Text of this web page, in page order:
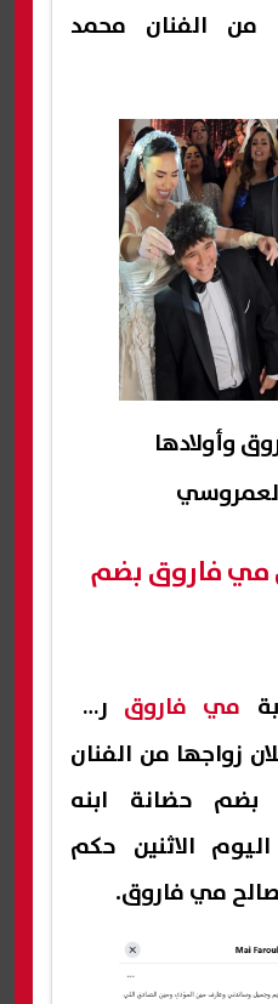
من الفنان محمد
وأولادها
فاروق بضم
مي فاروق رفع
زواجها من الفنان
بضم حضانة ابنه
الاثنين حكم
مي فاروق.